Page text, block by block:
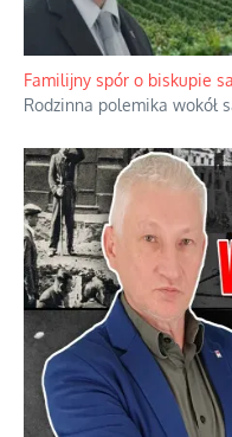
Ciemna strona
Historia jest
że będziemy coś
powstania nie zrobili, jest...